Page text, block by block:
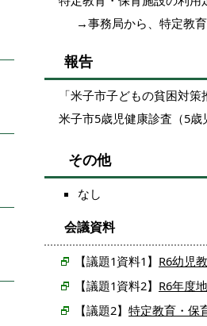
→事務局から、 特定教
報告
「米子市子どもの貧困対
米子市5歳児健康診査（5歳
その他
なし
会議資料
【議題1資料1】 R6幼児
【議題1資料2】 R6年度
【議題2】 特定教育・保